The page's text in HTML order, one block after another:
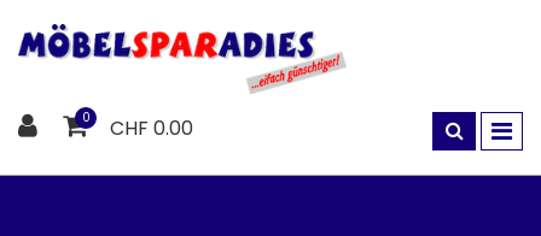
0 CHF 0.00